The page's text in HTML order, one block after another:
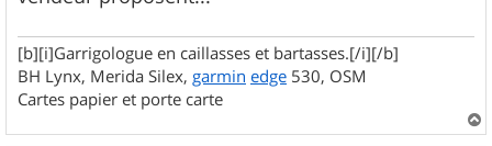
[b][i]Garrigologue en caillasses et bartasses.[/i][/b]
BH Lynx, Merida Silex, garmin edge 530, OSM
Cartes papier et porte carte
a